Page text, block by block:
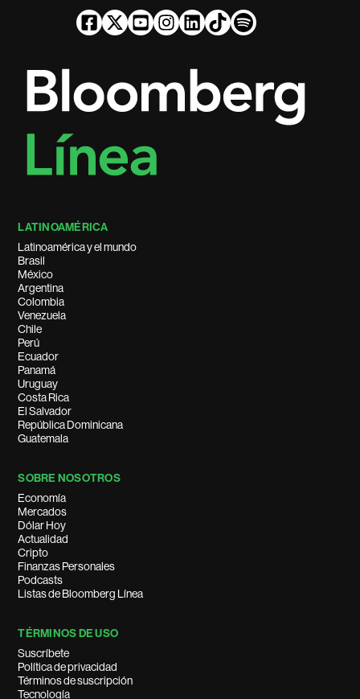
LATINOAMÉRICA
Latinoamérica y el mundo
Brasil
México
Argentina
Colombia
Venezuela
Chile
Perú
Ecuador
Panamá
Uruguay
Costa Rica
El Salvador
República Dominicana
Guatemala
SOBRE NOSOTROS
Economía
Mercados
Dólar Hoy
Actualidad
Cripto
Finanzas Personales
Podcasts
Listas de Bloomberg Línea
TÉRMINOS DE USO
Suscríbete
Política de privacidad
Términos de suscripción
Tecnología